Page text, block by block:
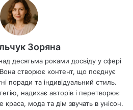
Зоряна
десятьма роками досвіду у сфері
створює контент, що поєднує
поради та індивідуальний стиль.
надихає авторів і перетворює
краса, мода та дім звучать в унісон.